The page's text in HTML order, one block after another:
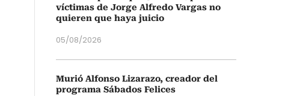
víctimas de Jorge Alfredo Vargas no
quieren que haya juicio
05/08/2026
Murió Alfonso Lizarazo, creador del
programa Sábados Felices